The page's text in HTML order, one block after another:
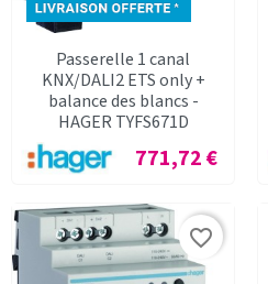
Passerelle 1 canal
KNX/DALI2 ETS only +
balance des blancs -
HAGER TYFS671D
Prix
771,72 €
favorite_border